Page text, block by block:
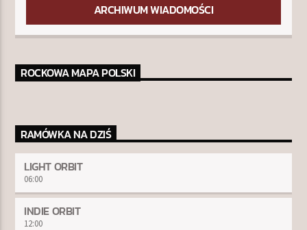
ARCHIWUM WIADOMOŚCI
ROCKOWA MAPA POLSKI
RAMÓWKA NA DZIŚ
LIGHT ORBIT
06:00
INDIE ORBIT
12:00